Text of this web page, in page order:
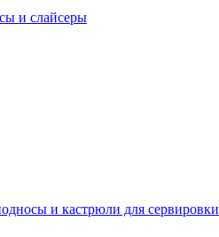
и слайсеры
и кастрюли для сервировки